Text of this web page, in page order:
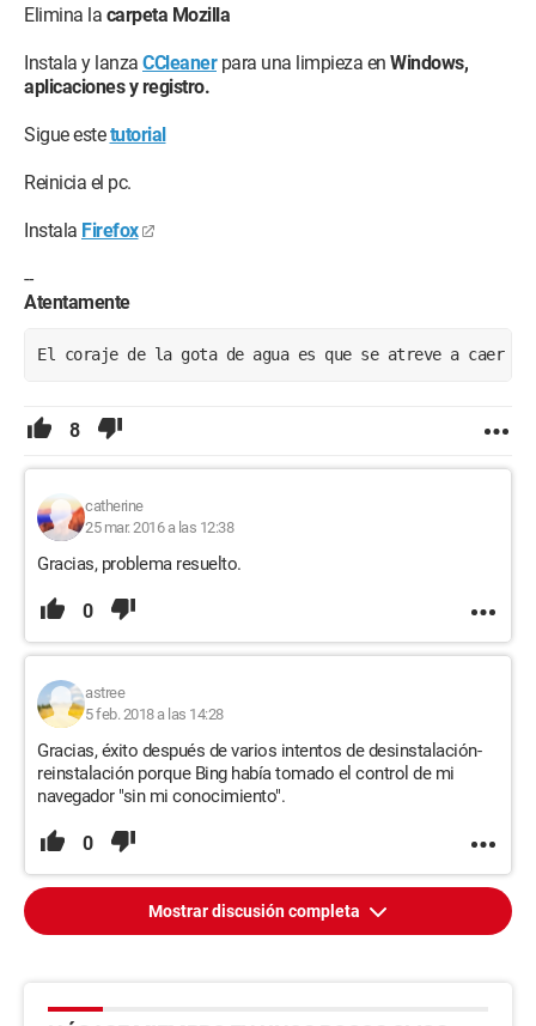
Elimina la carpeta Mozilla
Instala y lanza CCleanerpara una limpieza en Windows,
aplicaciones y registro.
Sigue estetutorial
Reinicia el pc.
Instala Firefox
--
Atentamente
El coraje de la gota de agua es que se atreve a caer
8
catherine
25 mar. 2016 a las 12:38
Gracias, problema resuelto.
0
astree
5 feb. 2018 a las 14:28
Gracias, éxito después de varios intentos de desinstalación-
reinstalación porque Bing había tomado el control de mi
navegador "sin mi conocimiento".
0
Mostrar discusión completa